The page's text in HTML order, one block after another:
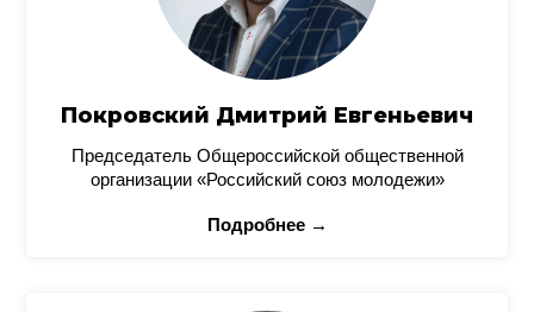
Покровский Дмитрий Евгеньевич
Председатель Общероссийской общественной
организации «Российский союз молодежи»
Подробнее →